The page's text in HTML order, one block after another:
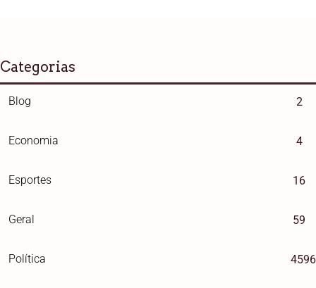
Categorias
Blog 2
Economia 4
Esportes 16
Geral 59
Política 4596